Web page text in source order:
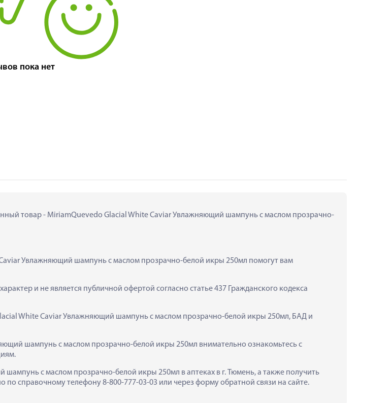
пока нет
товар - MiriamQuevedo Glacial White Caviar Увлажняющий шампунь с маслом прозрачно-
Увлажняющий шампунь с маслом прозрачно-белой икры 250мл помогут вам
и не является публичной офертой согласно статье 437 Гражданского кодекса
White Caviar Увлажняющий шампунь с маслом прозрачно-белой икры 250мл, БАД и
шампунь с маслом прозрачно-белой икры 250мл внимательно ознакомьтесь с
с маслом прозрачно-белой икры 250мл в аптеках в г. Тюмень, а также получить
справочному телефону 8-800-777-03-03 или через форму обратной связи на сайте.